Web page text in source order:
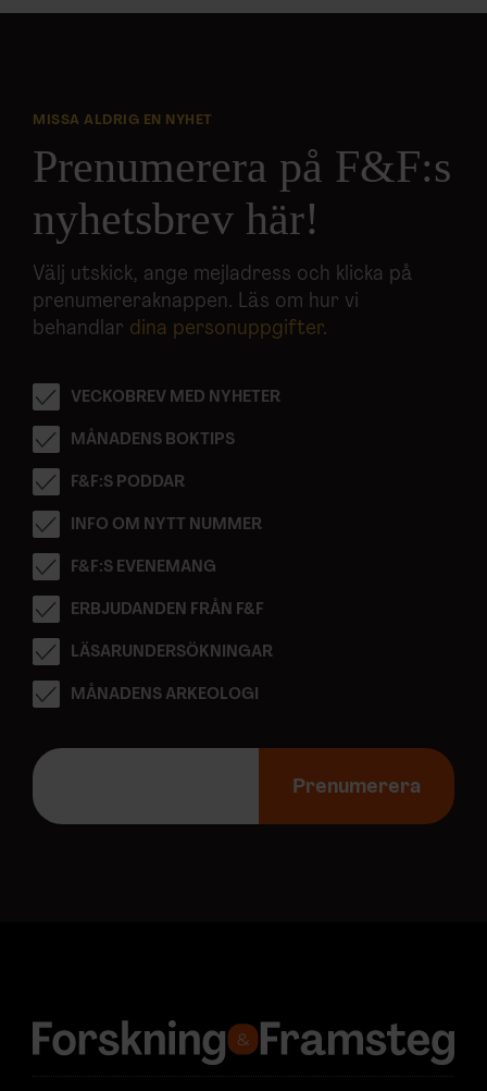
MISSA ALDRIG EN NYHET
Prenumerera på F&F:s
nyhetsbrev här!
Välj utskick, ange mejladress och klicka på
prenumereraknappen. Läs om hur vi
behandlar dina personuppgifter.
VECKOBREV MED NYHETER
MÅNADENS BOKTIPS
F&F:S PODDAR
INFO OM NYTT NUMMER
F&F:S EVENEMANG
ERBJUDANDEN FRÅN F&F
LÄSARUNDERSÖKNINGAR
MÅNADENS ARKEOLOGI
E
p
s
:
Prenumerera